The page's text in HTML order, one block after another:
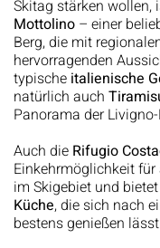
Skitag stärken wollen,
Mottolino – einer
Berg, die mit
hervorragenden
typische italienische
natürlich auch
Panorama der
Auch die Rifugio
Einkehrmöglichkeit
im Skigebiet und
Küche, die sich nach
bestens genießen